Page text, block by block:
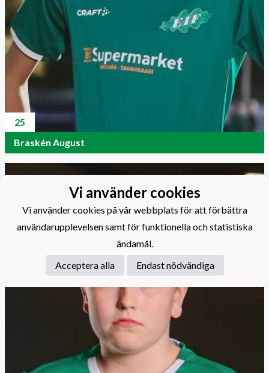
25
Braskén August
Vi använder cookies
Vi använder cookies på vår webbplats för att förbättra
användarupplevelsen samt för funktionella och statistiska
ändamål.
Acceptera alla
Endast nödvändiga